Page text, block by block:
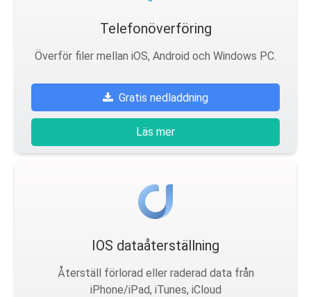
Telefonöverföring
Överför filer mellan iOS, Android och Windows PC.
Gratis nedladdning
Läs mer
IOS dataåterställning
Återställ förlorad eller raderad data från
iPhone/iPad, iTunes, iCloud